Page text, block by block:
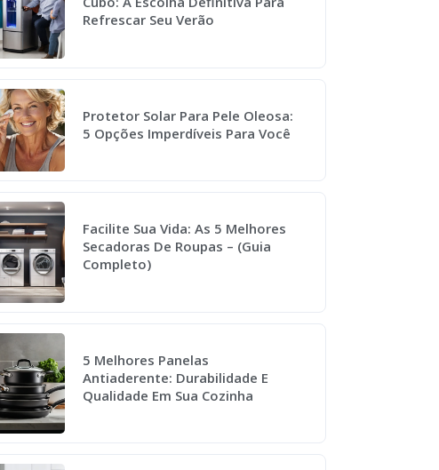
Refrescar Seu Verão
Protetor Solar Para Pele Oleosa:
5 Opções Imperdíveis Para Você
Facilite Sua Vida: As 5 Melhores
Secadoras De Roupas – (Guia
Completo)
5 Melhores Panelas
Antiaderente: Durabilidade E
Qualidade Em Sua Cozinha